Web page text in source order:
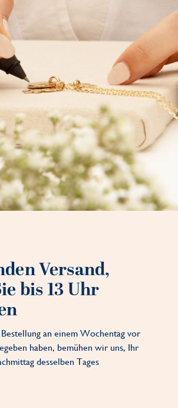
Versand,
bis 13 Uhr
an einem Wochentag vor
haben, bemühen wir uns, Ihr
desselben Tages